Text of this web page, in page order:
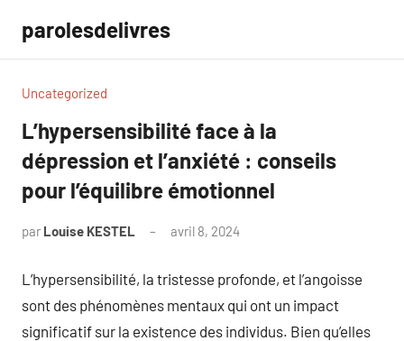
contenu
parolesdelivres
Uncategorized
L’hypersensibilité face à la
dépression et l’anxiété : conseils
pour l’équilibre émotionnel
par Louise KESTEL avril 8, 2024
L’hypersensibilité, la tristesse profonde, et l’angoisse
sont des phénomènes mentaux qui ont un impact
significatif sur la existence des individus. Bien qu’elles